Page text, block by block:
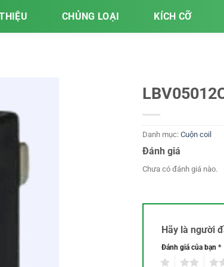
CHỦNG LOẠI KÍCH CỠ
Danh mục: Cuộn coil
Đánh giá
Chưa có đánh giá nào.
Hãy là người
Đánh giá của bạn *